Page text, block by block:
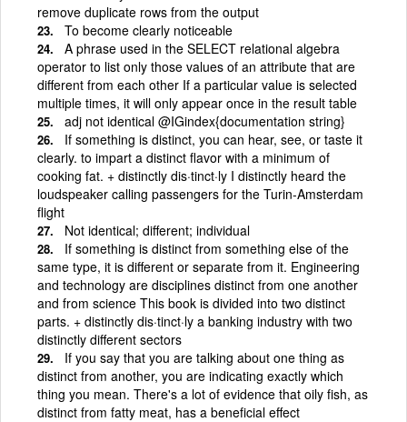
remove duplicate rows from the output
To become clearly noticeable
A phrase used in the SELECT relational algebra
operator to list only those values of an attribute that are
different from each other If a particular value is selected
multiple times, it will only appear once in the result table
adj not identical @IGindex{documentation string}
If something is distinct, you can hear, see, or taste it
clearly. to impart a distinct flavor with a minimum of
cooking fat. + distinctly dis·tinct·ly I distinctly heard the
loudspeaker calling passengers for the Turin-Amsterdam
flight
Not identical; different; individual
If something is distinct from something else of the
same type, it is different or separate from it. Engineering
and technology are disciplines distinct from one another
and from science This book is divided into two distinct
parts. + distinctly dis·tinct·ly a banking industry with two
distinctly different sectors
If you say that you are talking about one thing as
distinct from another, you are indicating exactly which
thing you mean. There's a lot of evidence that oily fish, as
distinct from fatty meat, has a beneficial effect